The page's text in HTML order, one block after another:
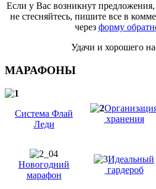
Если у Вас возникнут
не стесняйтесь, пишите все в
через форму
Удачи и хорошего
МАРАФОНЫ
Система Флай
Леди
хранения
Новогодний
марафон
Идеальный
гардероб